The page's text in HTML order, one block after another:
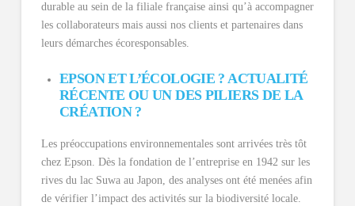
durable au sein de la filiale française ainsi qu’à accompagner
les collaborateurs mais aussi nos clients et partenaires dans
leurs démarches écoresponsables.
EPSON ET L’ÉCOLOGIE ? ACTUALITÉ
RÉCENTE OU UN DES PILIERS DE LA
CRÉATION ?
Les préoccupations environnementales sont arrivées très tôt
chez Epson. Dès la fondation de l’entreprise en 1942 sur les
rives du lac Suwa au Japon, des analyses ont été menées afin
de vérifier l’impact des activités sur la biodiversité locale.